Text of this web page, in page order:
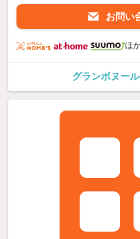
お問い
ほ
グランボヌー